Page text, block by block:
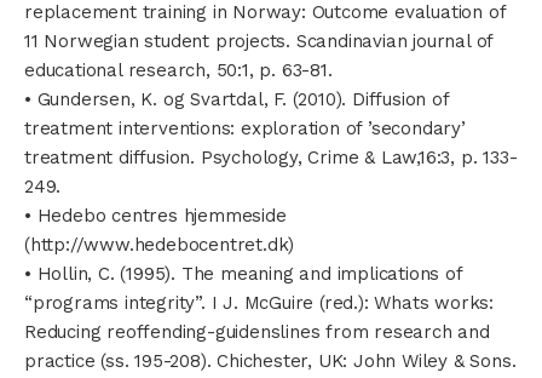
replacement training in Norway: Outcome evaluation of
11 Norwegian student projects. Scandinavian journal of
educational research, 50:1, p. 63-81.
• Gundersen, K. og Svartdal, F. (2010). Diffusion of
treatment interventions: exploration of ’secondary’
treatment diffusion. Psychology, Crime & Law,16:3, p. 133-
249.
• Hedebo centres hjemmeside
(http://www.hedebocentret.dk)
• Hollin, C. (1995). The meaning and implications of
“programs integrity”. I J. McGuire (red.): Whats works:
Reducing reoffending-guidenslines from research and
practice (ss. 195-208). Chichester, UK: John Wiley & Sons.